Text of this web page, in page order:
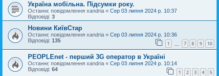
Україна мобільна. Підсумки року.
Останнє повідомлення xandria « Сер 03 липня 2024 р. 10:37
Відповіді: 3
Новини КиївСтар
Останнє повідомлення xandria « Сер 03 липня 2024 р. 10:36
Відповіді: 135 1 7 8 9 10
PEOPLEnet - перший 3G оператор в Україні
Останнє повідомлення xandria « Сер 03 липня 2024 р. 10:14
Відповіді: 64 1 2 3 4 5